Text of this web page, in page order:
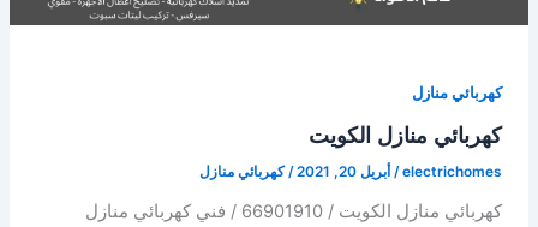
كهربائي منازل
كهربائي منازل الكويت
electrichomes
/ أبريل 20, 2021 /كهربائي منازل
كهربائي منازل الكويت / 66901910 / فني كهربائي منازل